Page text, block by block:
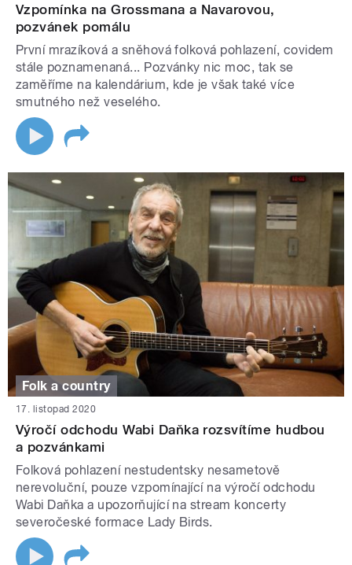
Vzpomínka na Grossmana a Navarovou,
pozvánek pomálu
První mrazíková a sněhová folková pohlazení, covidem
stále poznamenaná... Pozvánky nic moc, tak se
zaměříme na kalendárium, kde je však také více
smutného než veselého.
Folk a country
17. listopad 2020
Výročí odchodu Wabi Daňka rozsvítíme hudbou
a pozvánkami
Folková pohlazení nestudentsky nesametově
nerevoluční, pouze vzpomínající na výročí odchodu
Wabi Daňka a upozorňující na stream koncerty
severočeské formace Lady Birds.